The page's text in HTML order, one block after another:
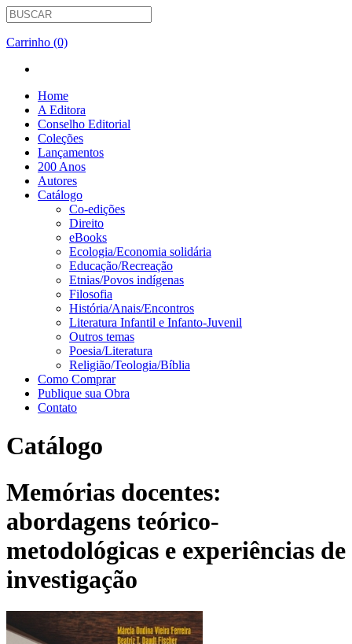
Carrinho (0)
Home
A Editora
Conselho Editorial
Coleções
Lançamentos
200 Anos
Autores
Catálogo
Co-edições
Direito
eBooks
Ecologia/Economia solidária
Educação/Recreação
Etnias/Povos indígenas
Filosofia
História/Anais/Encontros
Literatura Infantil e Infanto-Juvenil
Outros temas
Poesia/Literatura
Religião/Teologia/Bíblia
Como Comprar
Publique sua Obra
Contato
Catálogo
Memórias docentes:
abordagens teórico-
metodológicas e experiências de
investigação